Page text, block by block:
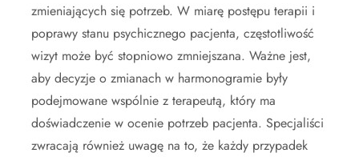
zmieniających się potrzeb. W miarę postępu terapii i
poprawy stanu psychicznego pacjenta, częstotliwość
wizyt może być stopniowo zmniejszana. Ważne jest,
aby decyzje o zmianach w harmonogramie były
podejmowane wspólnie z terapeutą, który ma
doświadczenie w ocenie potrzeb pacjenta. Specjaliści
zwracają również uwagę na to, że każdy przypadek